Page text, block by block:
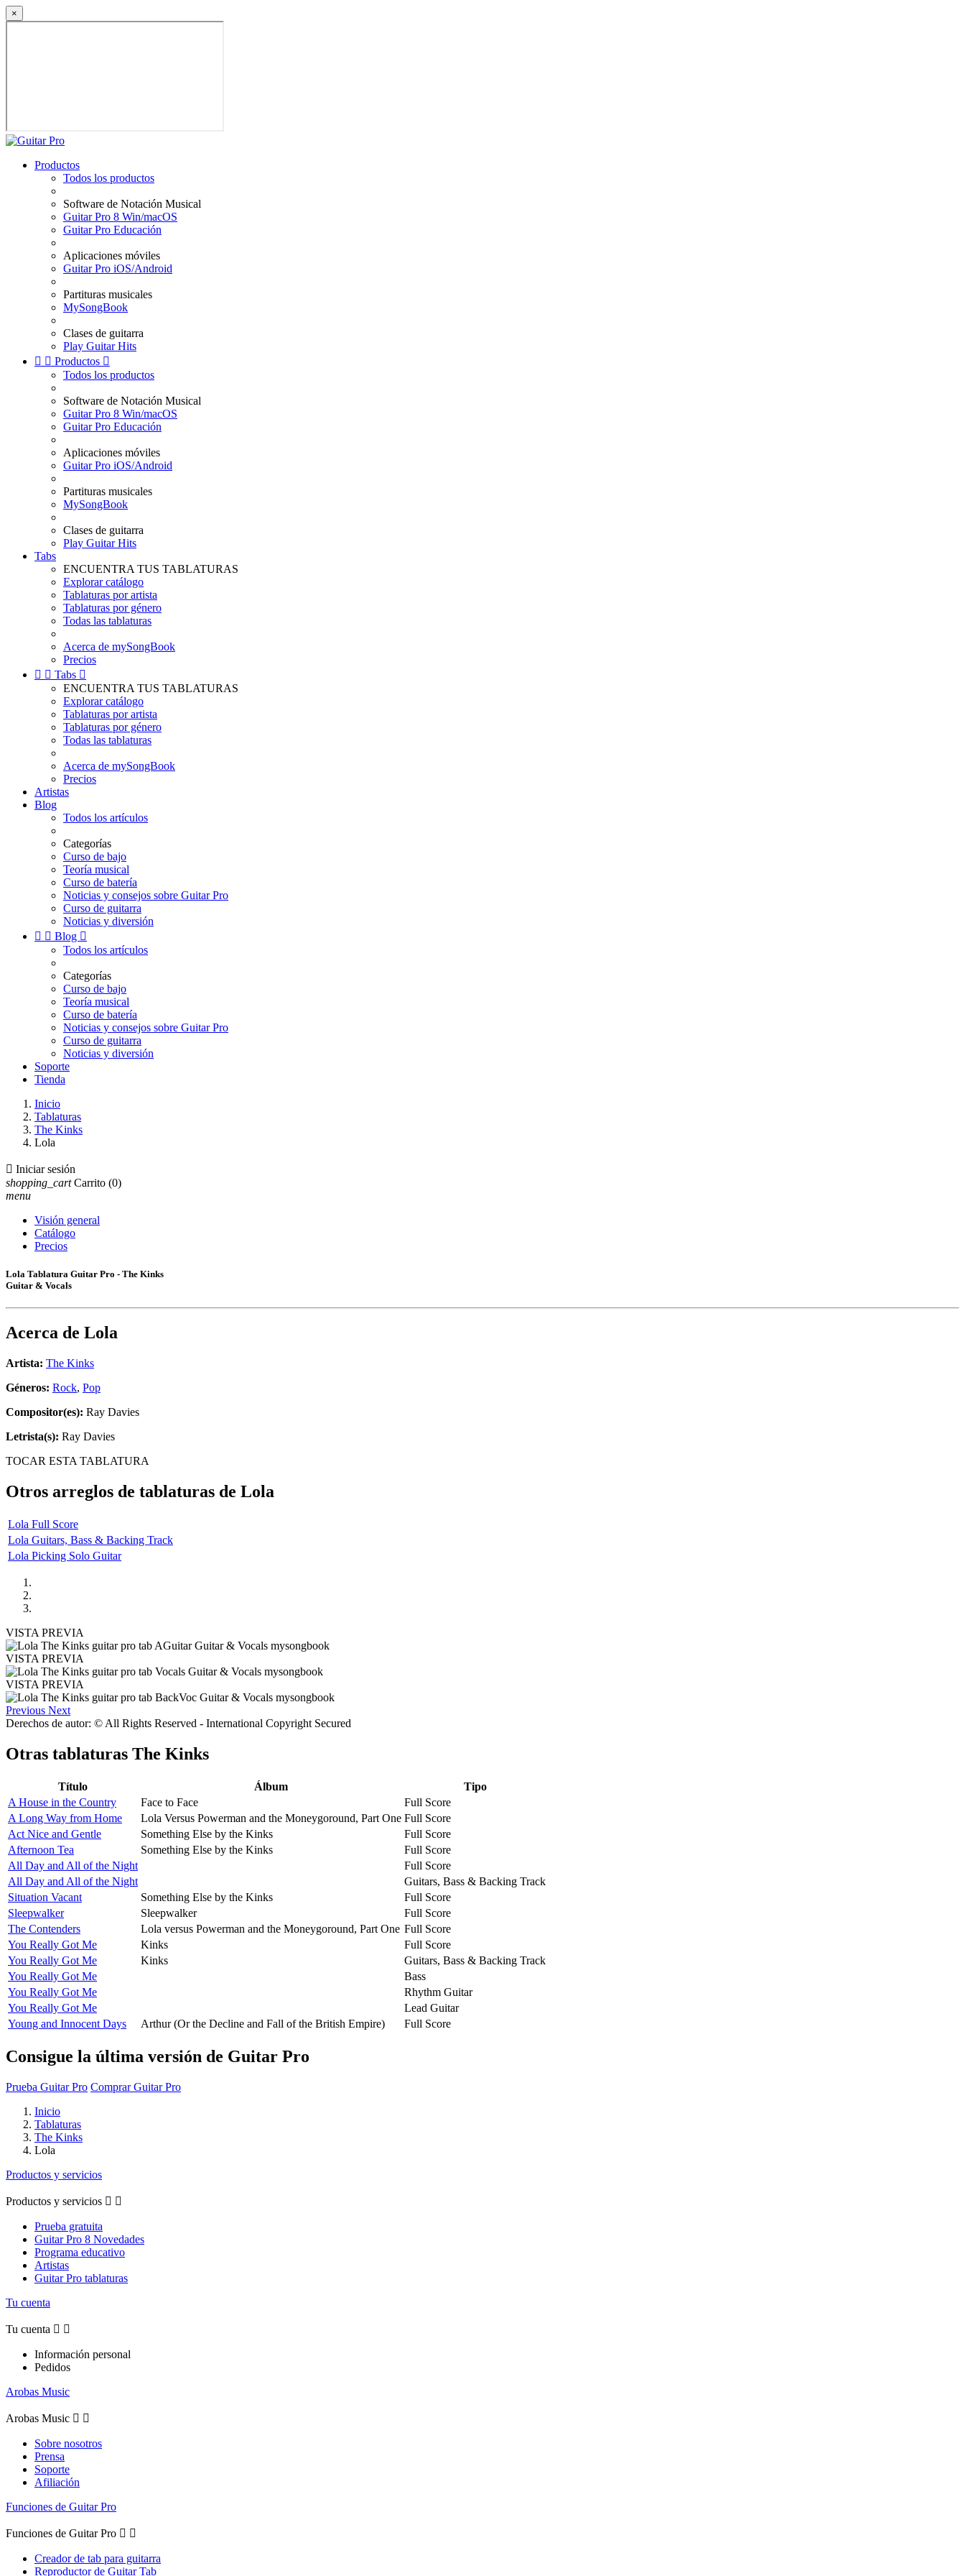
×
Productos
Todos los productos
Software de Notación Musical
Guitar Pro 8 Win/macOS
Guitar Pro Educación
Aplicaciones móviles
Guitar Pro iOS/Android
Partituras musicales
MySongBook
Clases de guitarra
Play Guitar Hits
  Productos 
Todos los productos
Software de Notación Musical
Guitar Pro 8 Win/macOS
Guitar Pro Educación
Aplicaciones móviles
Guitar Pro iOS/Android
Partituras musicales
MySongBook
Clases de guitarra
Play Guitar Hits
Tabs
ENCUENTRA TUS TABLATURAS
Explorar catálogo
Tablaturas por artista
Tablaturas por género
Todas las tablaturas
Acerca de mySongBook
Precios
  Tabs 
ENCUENTRA TUS TABLATURAS
Explorar catálogo
Tablaturas por artista
Tablaturas por género
Todas las tablaturas
Acerca de mySongBook
Precios
Artistas
Blog
Todos los artículos
Categorías
Curso de bajo
Teoría musical
Curso de batería
Noticias y consejos sobre Guitar Pro
Curso de guitarra
Noticias y diversión
  Blog 
Todos los artículos
Categorías
Curso de bajo
Teoría musical
Curso de batería
Noticias y consejos sobre Guitar Pro
Curso de guitarra
Noticias y diversión
Soporte
Tienda
Inicio
Tablaturas
The Kinks
Lola
 Iniciar sesión
shopping_cart Carrito (0)
menu
Visión general
Catálogo
Precios
Lola Tablatura Guitar Pro - The Kinks
Guitar & Vocals
Acerca de Lola
Artista: The Kinks
Géneros: Rock, Pop
Compositor(es): Ray Davies
Letrista(s): Ray Davies
TOCAR ESTA TABLATURA
Otros arreglos de tablaturas de Lola
Lola Full Score
Lola Guitars, Bass & Backing Track
Lola Picking Solo Guitar
VISTA PREVIA
VISTA PREVIA
VISTA PREVIA
Previous Next
Derechos de autor: © All Rights Reserved - International Copyright Secured
Otras tablaturas The Kinks
Título Álbum
Tipo
A House in the Country
Face to Face
Full Score
A Long Way from Home
Lola Versus Powerman and the Moneygoround, Part One Full Score
Act Nice and Gentle
Something Else by the Kinks
Full Score
Afternoon Tea
Something Else by the Kinks
Full Score
All Day and All of the Night
Full Score
All Day and All of the Night
Guitars, Bass & Backing Track
Situation Vacant
Something Else by the Kinks
Full Score
Sleepwalker
Sleepwalker
Full Score
The Contenders
Lola versus Powerman and the Moneygoround, Part One Full Score
You Really Got Me
Kinks
Full Score
You Really Got Me
Kinks
Guitars, Bass & Backing Track
You Really Got Me
Bass
You Really Got Me
Rhythm Guitar
You Really Got Me
Lead Guitar
Young and Innocent Days
Arthur (Or the Decline and Fall of the British Empire) Full Score
Consigue la última versión de Guitar Pro
Prueba Guitar Pro Comprar Guitar Pro
Inicio
Tablaturas
The Kinks
Lola
Productos y servicios
Productos y servicios  
Prueba gratuita
Guitar Pro 8 Novedades
Programa educativo
Artistas
Guitar Pro tablaturas
Tu cuenta
Tu cuenta  
Información personal
Pedidos
Arobas Music
Arobas Music  
Sobre nosotros
Prensa
Soporte
Afiliación
Funciones de Guitar Pro
Funciones de Guitar Pro  
Creador de tab para guitarra
Reproductor de Guitar Tab